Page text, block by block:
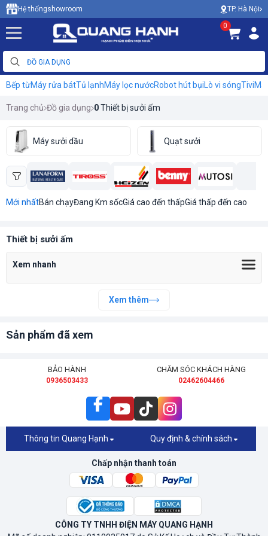
Hệ thốngshowroom TP. Hà Nội
0
Bếp từMáy rửa bátTủ lạnhMáy lọc nướcRobot hút bụiLò vi sóngTivi
Trang chủ Đồ gia dụng 0Thiết bị sưởi ấm
Máy sưởi dầu Quạt sưởi
Mới nhấtBán chạyĐang Km sốcGiá cao đến thấpGiá thấp đến cao
Thiết bị sưởi ấm
Xem nhanh
Xem thêm
Sản phẩm đã xem
BẢO HÀNH
0936503433
CHĂM SÓC KHÁCH HÀNG
02462604466
Thông tin Quang Hạnh Quy định & chính sách
Chấp nhận thanh toán
CÔNG TY TNHH ĐIỆN MÁY QUANG HẠNH